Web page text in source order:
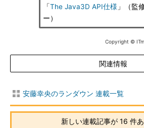
「The Java3D API仕様 」（監
ー）
Copyright ©
関連情報
安藤幸央のランダウン 連載一覧
新しい連載記事が 16 件